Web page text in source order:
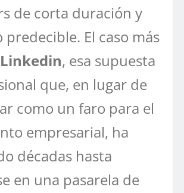
de corta duración y
El caso más
Linkedin, esa supuesta
que, en lugar de
como un faro para el
empresarial, ha
décadas hasta
en una pasarela de